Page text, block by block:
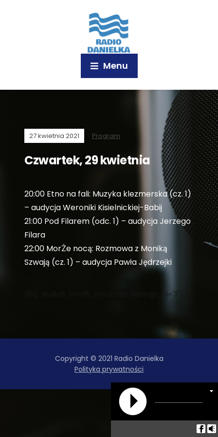
Menu
27 kwietnia 2021 Program
Czwartek, 29 kwietnia
20:00 Etno na fali: Muzyka klezmerska (cz. 1)
– audycja Weroniki Kisielnickiej-Babij
21:00 Pod Filarem (odc. 1) – audycja Jerzego
Filara
22:00 MorŻe nocą: Rozmowa z Moniką
Szwają (cz. 1) – audycja Pawła Jędrzejki
[lbg_audio6_html5_shoutcast settings_id='3']
Copyright © 2021 Radio Danielka
Polityka prywatności